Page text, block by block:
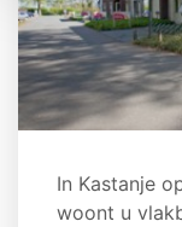
In Kastanje
woont u